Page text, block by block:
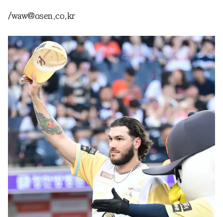
/waw@osen.co.kr